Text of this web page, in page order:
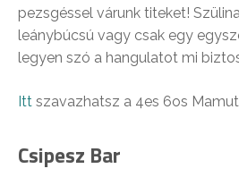
pezsgéssel várunk titeket!
leánybúcsú vagy csak egy
legyen szó a hangulatot mi
Itt szavazhatsz a 4es 6os
Csipesz Bar